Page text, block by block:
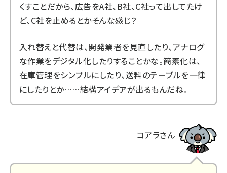
くすことだから、広告をA社、B社、C社って出してたけ
ど、C社を止めるとかそんな感じ？
入れ替えと代替は、開発業者を見直したり、アナログ
な作業をデジタル化したりすることかな。簡素化は、
在庫管理をシンプルにしたり、送料のテーブルを一律
にしたりとか……結構アイデアが出るもんだね。
コアラさん